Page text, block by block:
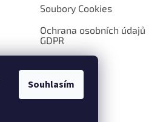
Souhlasím
Soubory Cookies
Ochrana osobních údajů
GDPR